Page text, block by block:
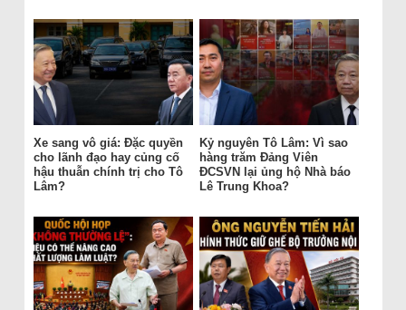
Xe sang vô giá: Đặc quyền
cho lãnh đạo hay củng cố
hậu thuẫn chính trị cho Tô
Lâm?
Kỷ nguyên Tô Lâm: Vì sao
hàng trăm Đảng Viên
ĐCSVN lại ủng hộ Nhà báo
Lê Trung Khoa?